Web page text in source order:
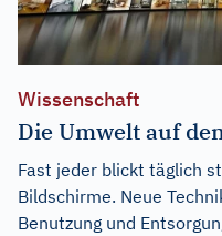
Wissenschaft
Die Umwelt auf
Fast jeder blickt täglich
Bildschirme. Neue
Benutzung und